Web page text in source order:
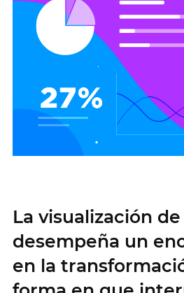
La visualización
desempeña un
en la